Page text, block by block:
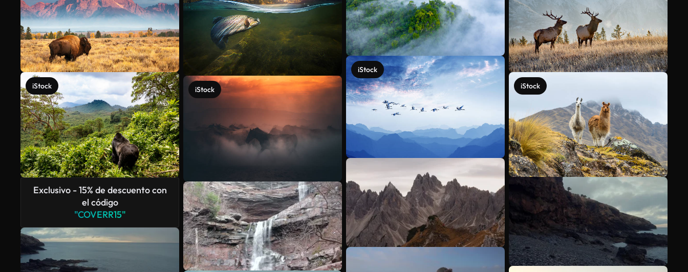
iStock
Exclusivo - 15% de descuento con
el código
"COVERR15"
iStock
iStock
iStock
Ver más